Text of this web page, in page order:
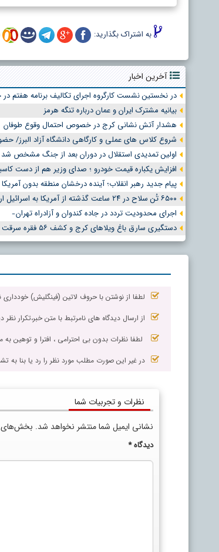
به اشتراک بگذارید:
آخرین اخبار
در نخستین نشست کارگروه اجرای تکالیف برنامه هفتم در
بیانیه مشترک ایران و عمان درباره تنگه هرمز
هشدار آتش نشانی کرج در خصوص احتمال وقوع طوفان
شروع کلاس های عملی و کارگاهی دانشگاه آزاد البرز/
اولین تمدیدی استقلال در دوران بعد از جنگ مشخص شد
افزایش یکباره قیمت خودرو ؛ صدای وزیر هم از دست
پیام جدید رهبر انقلاب؛ آینده درخشان منطقه بدون
۶۵۰۰ تُن سلاح در ۲۴ ساعت گذشته از آمریکا به اسرائیل ارس
اجرای محدودیت تردد در جاده کندوان و آزادراه تهران ̵
دستگیری سارق باغ ویلاهای کرج و کشف ۵۶ فقره سرقت
لطفا از نوشتن با حروف لاتین (فینگلیش) خودداری
از ارسال دیدگاه های نامرتبط با متن خبر،تکرار
لطفا نظرات بدون بی احترامی ، افترا و توهین
در غیر این صورت مطلب مورد نظر را رد یا بنا به
نظرات و تجربیات شما
نشانی ایمیل شما منتشر نخواهد شد. بخش‌های
دیدگاه*